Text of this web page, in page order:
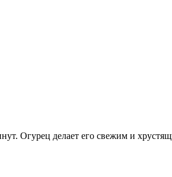
Огурец делает его свежим и